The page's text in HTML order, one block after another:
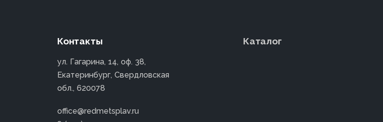
Контакты
ул. Гагарина, 14, оф. 38,
Екатеринбург, Свердловская
обл., 620078
office@redmetsplav.ru
Каталог